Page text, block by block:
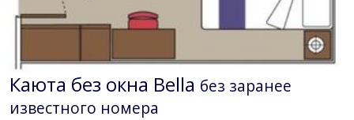
Каюта без окна Bella без заранее
известного номера